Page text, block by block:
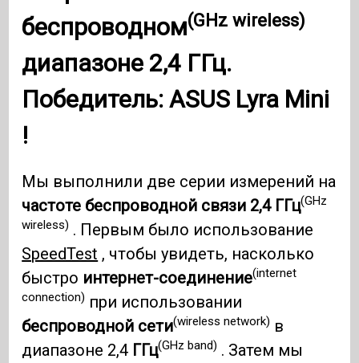
беспроводном(GHz wireless)
диапазоне 2,4 ГГц.
Победитель:ASUS Lyra Mini
!
Мы выполнили две серии измерений на
частоте беспроводной связи 2,4 ГГц(GHz
wireless) . Первым было использование
SpeedTest , чтобы увидеть, насколько
быстро интернет-соединение(internet
connection) при использовании
беспроводной сети(wireless network) в
диапазоне 2,4 ГГц(GHz band) . Затем мы